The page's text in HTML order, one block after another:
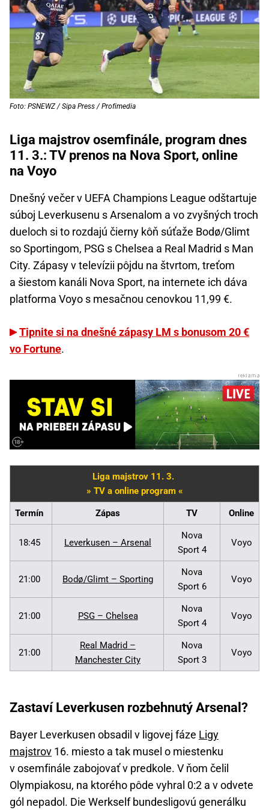
Foto: PSNEWZ / Sipa Press / Profimedia
Liga majstrov osemfinále, program dnes
11. 3.: TV prenos na Nova Sport, online
na Voyo
Dnešný večer v UEFA Champions League odštartuje
súboj Leverkusenu s Arsenalom a vo zvyšných troch
dueloch si to rozdajú čierny kôň súťaže Bodø/Glimt
so Sportingom, PSG s Chelsea a Real Madrid s Man
City. Zápasy v televízii pôjdu na štvrtom, treťom
a šiestom kanáli Nova Sport, na internete ich dáva
platforma Voyo s mesačnou cenovkou 11,99 €.
Tipnite si na dnešné zápasy LM s bonusom 20 €
vo Fortune.
Liga majstrov 11. 3.
» TV a online program «
Termín Zápas TV Online
18:45 Leverkusen – Arsenal
Nova
Sport 4
Voyo
21:00 Bodø/Glimt – Sporting
Nova
Sport 6
Voyo
21:00 PSG – Chelsea
Nova
Sport 4
Voyo
21:00
Real Madrid –
Manchester City
Nova
Sport 3
Voyo
Zastaví Leverkusen rozbehnutý Arsenal?
Bayer Leverkusen obsadil v ligovej fáze Ligy
majstrov 16. miesto a tak musel o miestenku
v osemfinále zabojovať v predkole. V ňom čelil
Olympiakosu, na ktorého pôde vyhral 0:2 a v odvete
gól nepadol. Die Werkself bundesligovú generálku